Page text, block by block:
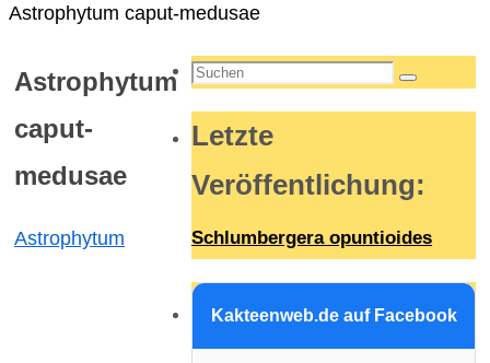
Start
Astrophytum caput-medusae
Astrophytum
caput-
medusae
Astrophytum
Suchen
Suchen
Letzte
Veröffentlichung:
Schlumbergera opuntioides
Kakteenweb.de auf Facebook